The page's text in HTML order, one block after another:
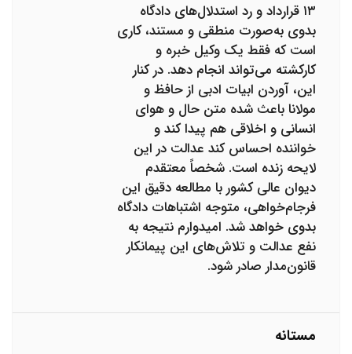
۱۳ قرارداد و رد استدلال‌های دادگاه
بدوی به‌صورت منطقی و مستند، کاری
است که فقط یک وکیل خبره و
کارکشته می‌تواند انجام دهد. در کنار
این، آوردن ابیات ادبی از حافظ و
مولانا باعث شده متن حال و هوای
انسانی و اخلاقی هم پیدا کند و
خواننده احساس کند عدالت در این
لایحه زنده است. شخصاً معتقدم
دیوان عالی کشور با مطالعه دقیق این
فرجام‌خواهی، متوجه اشتباهات دادگاه
بدوی خواهد شد. امیدوارم نتیجه به
نفع عدالت و تلاش‌های این پیمانکار
قانون‌مدار صادر شود.
مستانه